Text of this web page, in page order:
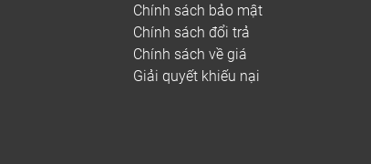
Chính sách bảo mật
Chính sách đổi trả
Chính sách về giá
Giải quyết khiếu nại